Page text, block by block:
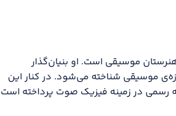
موسیقی است. او بنیان‌گذار
موسیقی شناخته می‌شود. در کنار این
نگاهی پراهمیت به ترویج فرهنگ موسیقی، به تدوین و نشر ۱۷ مقاله رسمی در زمینه فیزیک صوت پرداخته است